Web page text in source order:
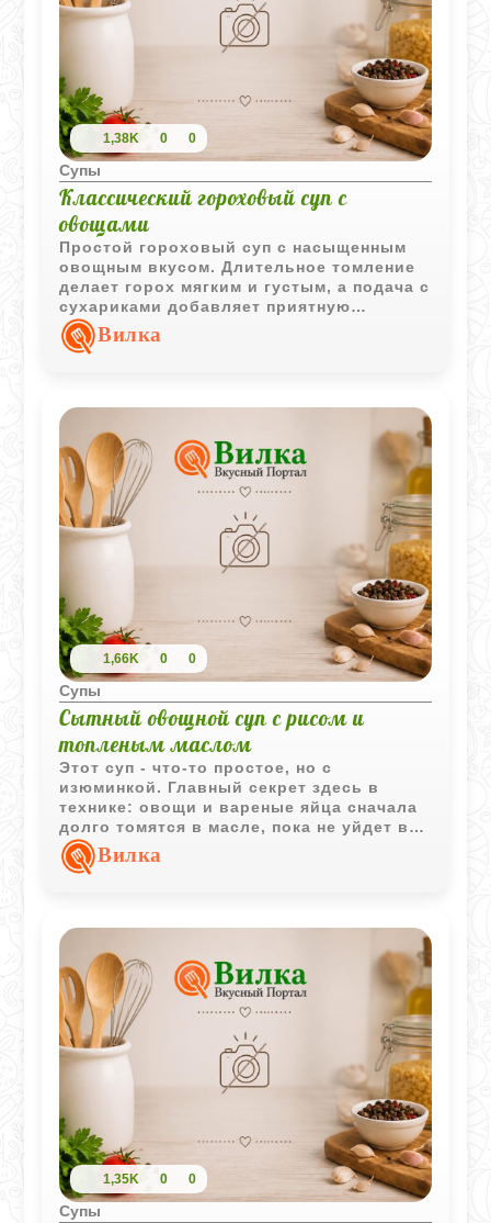
1,38K 0 0
Супы
Классический гороховый суп с
овощами
Простой гороховый суп с насыщенным
овощным вкусом. Длительное томление
делает горох мягким и густым, а подача с
сухариками добавляет приятную
текстуру каждому блюду.
Вилка
1,66K 0 0
Супы
Сытный овощной суп с рисом и
топленым маслом
Этот суп - что-то простое, но с
изюминкой. Главный секрет здесь в
технике: овощи и вареные яйца сначала
долго томятся в масле, пока не уйдет вся
лишняя влага. Такой прием делает вкус
очень глубоким и по-хорошему
нежный аромат топленого масла
превращает обычный обед в нечто
особенное. Очень по-домашнему и
совсем не сложно.
Вилка
1,35K 0 0
Супы